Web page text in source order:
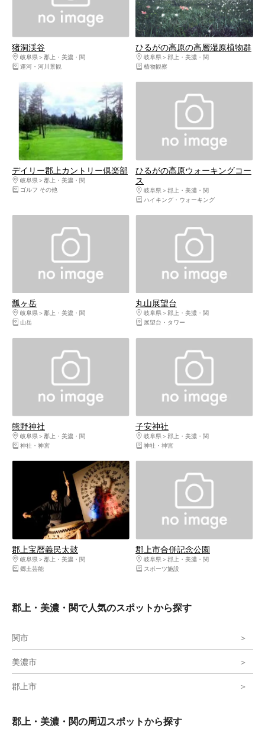
猪洞渓谷
岐阜県
郡上・美濃・関
運河・河川景観
ひるがの高原の高層湿原植物群
岐阜県
郡上・美濃・関
植物観察
デイリー郡上カントリー倶楽部
岐阜県
郡上・美濃・関
ゴルフ その他
ひるがの高原ウォーキングコー
ス
岐阜県
郡上・美濃・関
ハイキング・ウォーキング
瓢ヶ岳
岐阜県
郡上・美濃・関
山岳
丸山展望台
岐阜県
郡上・美濃・関
展望台・タワー
熊野神社
岐阜県
郡上・美濃・関
神社・神宮
子安神社
岐阜県
郡上・美濃・関
神社・神宮
郡上宝暦義民太鼓
岐阜県
郡上・美濃・関
郷土芸能
郡上市合併記念公園
岐阜県
郡上・美濃・関
スポーツ施設
郡上・美濃・関で人気のスポットから探す
関市
美濃市
郡上市
郡上・美濃・関の周辺スポットから探す